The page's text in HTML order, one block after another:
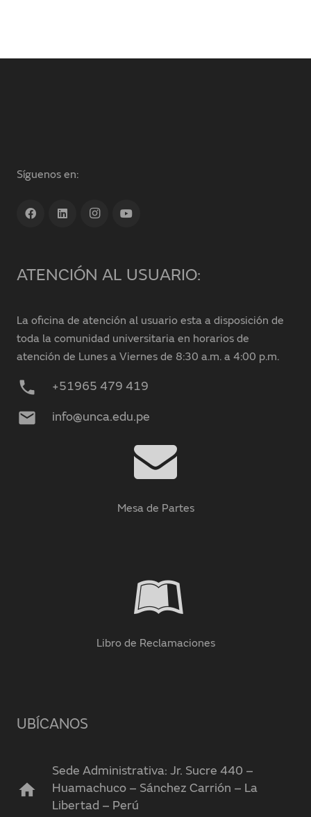
Síguenos en:
ATENCIÓN AL USUARIO:
La oficina de atención al usuario esta a disposición de
toda la comunidad universitaria en horarios de
atención de Lunes a Viernes de 8:30 a.m. a 4:00 p.m.
phone +51965 479 419
mail info@unca.edu.pe
Mesa de Partes
Libro de Reclamaciones
UBÍCANOS
home
Sede Administrativa: Jr. Sucre 440 –
Huamachuco – Sánchez Carrión – La
Libertad – Perú